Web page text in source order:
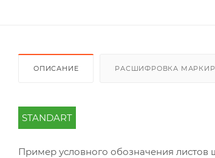
ОПИСАНИЕ РАСШИФРОВКА
STANDART
Пример условного обозначения